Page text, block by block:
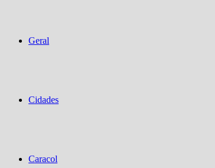
Geral
Cidades
Caracol